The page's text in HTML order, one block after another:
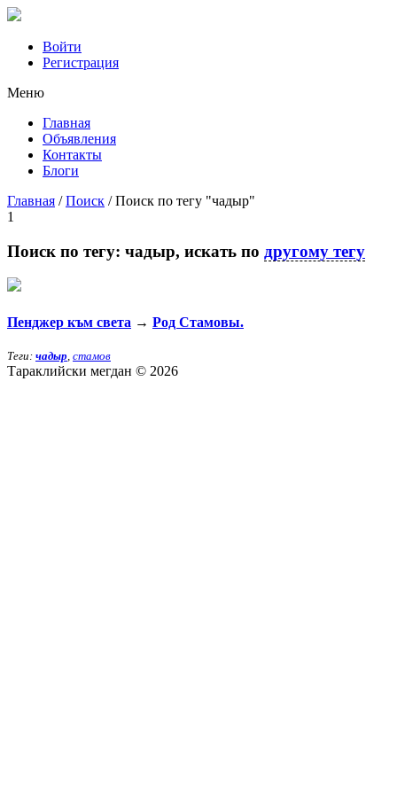
Войти
Регистрация
Mеню
Главная
Объявления
Контакты
Блоги
Главная /Поиск /Поиск по тегу "чадыр"
1
Поиск по тегу: чадыр, искать по другому тегу
Пенджер към света → Род Стамовы.
Теги: чадыр стамов
Тараклийски мегдан © 2026